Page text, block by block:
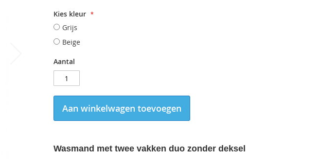
Kies kleur
Grijs
Beige
Aantal
Aan winkelwagen toevoegen
Wasmand met twee vakken duo zonder deksel